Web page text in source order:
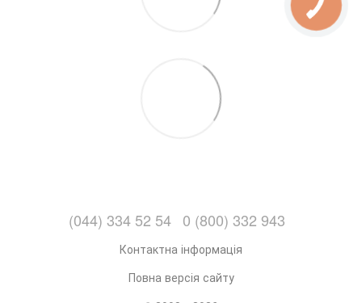
(044) 334 52 54 0 (800) 332 943
Контактна інформація
Повна версія сайту